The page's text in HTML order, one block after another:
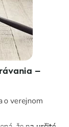
–
o verejnom